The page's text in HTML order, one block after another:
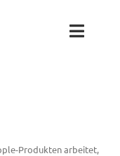
Toggle
Produkten arbeitet,